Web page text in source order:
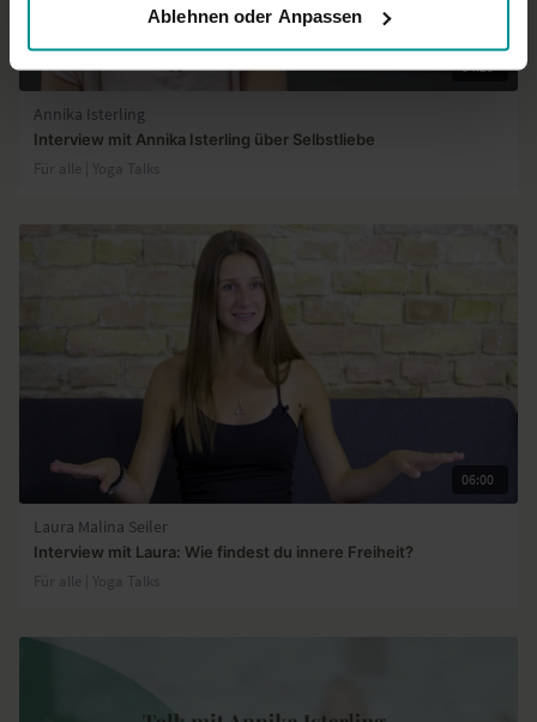
Ablehnen oder Anpassen
04:29
Annika Isterling
Interview mit Annika Isterling über Selbstliebe
Für alle | Yoga Talks
06:00
Laura Malina Seiler
Interview mit Laura: Wie findest du innere Freiheit?
Für alle | Yoga Talks